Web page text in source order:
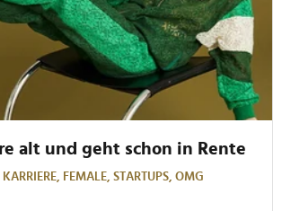
alt und geht schon in Rente
KARRIERE, FEMALE, STARTUPS, OMG